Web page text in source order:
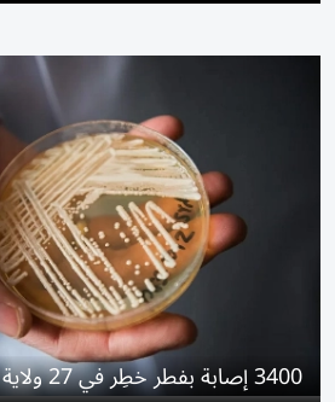
3400 إصابة بفطر خطِر في 27 ولاية أمريكية